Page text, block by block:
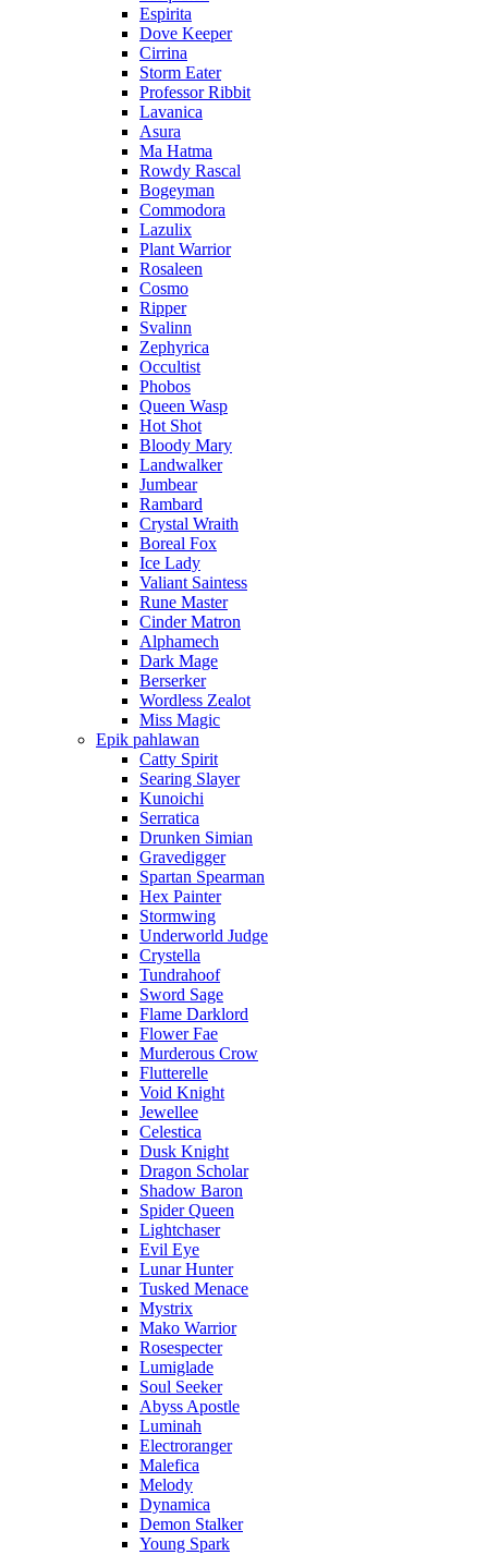
Espirita
Dove Keeper
Cirrina
Storm Eater
Professor Ribbit
Lavanica
Asura
Ma Hatma
Rowdy Rascal
Bogeyman
Commodora
Lazulix
Plant Warrior
Rosaleen
Cosmo
Ripper
Svalinn
Zephyrica
Occultist
Phobos
Queen Wasp
Hot Shot
Bloody Mary
Landwalker
Jumbear
Rambard
Crystal Wraith
Boreal Fox
Ice Lady
Valiant Saintess
Rune Master
Cinder Matron
Alphamech
Dark Mage
Berserker
Wordless Zealot
Miss Magic
Epik pahlawan
Catty Spirit
Searing Slayer
Kunoichi
Serratica
Drunken Simian
Gravedigger
Spartan Spearman
Hex Painter
Stormwing
Underworld Judge
Crystella
Tundrahoof
Sword Sage
Flame Darklord
Flower Fae
Murderous Crow
Flutterelle
Void Knight
Jewellee
Celestica
Dusk Knight
Dragon Scholar
Shadow Baron
Spider Queen
Lightchaser
Evil Eye
Lunar Hunter
Tusked Menace
Mystrix
Mako Warrior
Rosespecter
Lumiglade
Soul Seeker
Abyss Apostle
Luminah
Electroranger
Malefica
Melody
Dynamica
Demon Stalker
Young Spark